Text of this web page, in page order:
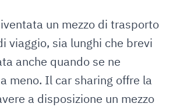
un mezzo di trasporto
viaggio, sia lunghi che brevi
anche quando se ne
meno. Il car sharing offre la
a disposizione un mezzo